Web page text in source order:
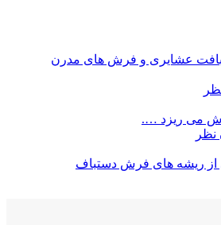
عشایری و فرش های مدرن
می ریزد ….
نظر
از ریشه های فرش دستباف